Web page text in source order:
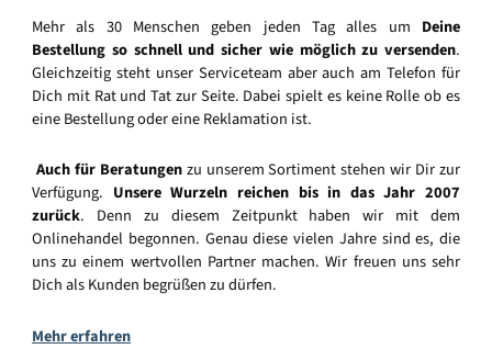
Mehr als 30 Menschen geben jeden Tag alles um Deine
Bestellung so schnell und sicher wie möglich zu versenden.
Gleichzeitig steht unser Serviceteam aber auch am Telefon für
Dich mit Rat und Tat zur Seite. Dabei spielt es keine Rolle ob es
eine Bestellung oder eine Reklamation ist.
Auch für Beratungenzu unserem Sortiment stehen wir Dir zur
Verfügung. Unsere Wurzeln reichen bis in das Jahr 2007
zurück. Denn zu diesem Zeitpunkt haben wir mit dem
Onlinehandel begonnen. Genau diese vielen Jahre sind es, die
uns zu einem wertvollen Partner machen. Wir freuen uns sehr
Dich als Kunden begrüßen zu dürfen.
Mehr erfahren